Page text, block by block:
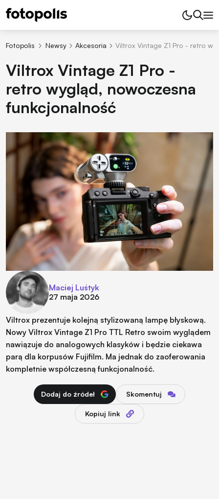
Fotopolis Newsy Akcesoria Viltrox Vintage Z1 Pro - retro
Viltrox Vintage Z1 Pro -
retro wygląd, nowoczesna
funkcjonalność
Maciej Luśtyk
27 maja 2026
Viltrox prezentuje kolejną stylizowaną lampę błyskową.
Nowy Viltrox Vintage Z1 Pro TTL Retro swoim wyglądem
nawiązuje do analogowych klasyków i będzie ciekawa
parą dla korpusów Fujifilm. Ma jednak do zaoferowania
kompletnie współczesną funkcjonalność.
Dodaj do źródeł Skomentuj
Kopiuj link